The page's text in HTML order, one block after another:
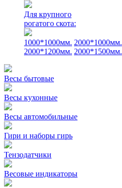
Для крупного
рогатого скота:
1000*1000мм. 2000*1000мм.
2000*1200мм. 2000*1500мм.
Весы бытовые
Весы кухонные
Весы автомобильные
Гири и наборы гирь
Тензодатчики
Весовые индикаторы